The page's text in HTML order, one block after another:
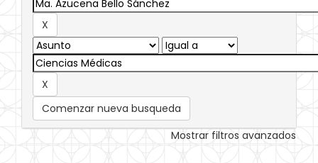
Comenzar nueva busqueda
Mostrar filtros avanzados